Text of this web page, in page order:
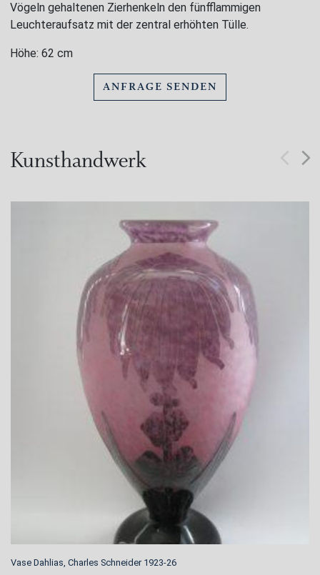
Vögeln gehaltenen Zierhenkeln den fünfflammigen
Leuchteraufsatz mit der zentral erhöhten Tülle.
Höhe: 62 cm
ANFRAGE SENDEN
Kunsthandwerk
Vase Dahlias, Charles Schneider 1923-26